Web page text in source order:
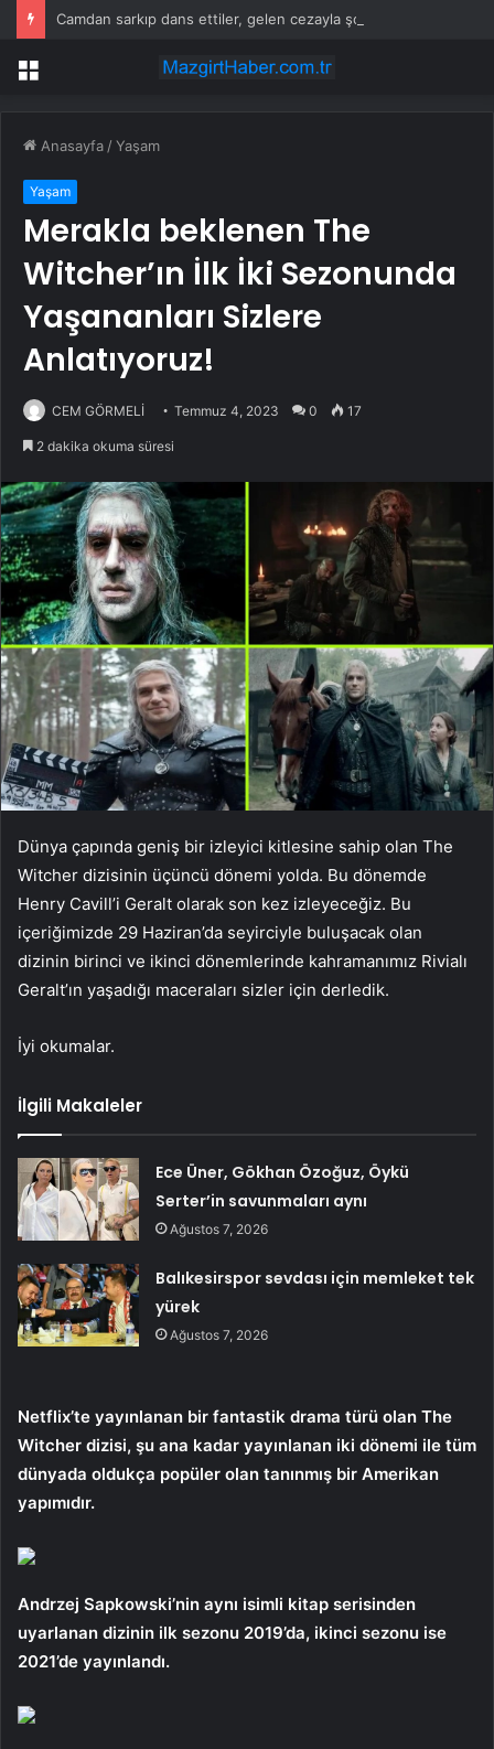
Camdan sarkıp dans ettiler, gelen cezayla şoke oldular
Menü
Anasayfa /Yaşam
Yaşam
Merakla beklenen The
Witcher’ın İlk İki Sezonunda
Yaşananları Sizlere
Anlatıyoruz!
CEM GÖRMELİ Temmuz 4, 2023 0 17
2 dakika okuma süresi
Dünya çapında geniş bir izleyici kitlesine sahip olan The
Witcher dizisinin üçüncü dönemi yolda. Bu dönemde
Henry Cavill’i Geralt olarak son kez izleyeceğiz. Bu
içeriğimizde 29 Haziran’da seyirciyle buluşacak olan
dizinin birinci ve ikinci dönemlerinde kahramanımız Rivialı
Geralt’ın yaşadığı maceraları sizler için derledik.
İyi okumalar.
İlgili Makaleler
Ece Üner, Gökhan Özoğuz, Öykü
Serter’in savunmaları aynı
Ağustos 7, 2026
Balıkesirspor sevdası için memleket tek
yürek
Ağustos 7, 2026
Netflix’te yayınlanan bir fantastik drama türü olan The
Witcher dizisi, şu ana kadar yayınlanan iki dönemi ile tüm
dünyada oldukça popüler olan tanınmış bir Amerikan
yapımıdır.
Andrzej Sapkowski’nin aynı isimli kitap serisinden
uyarlanan dizinin ilk sezonu 2019’da, ikinci sezonu ise
2021’de yayınlandı.